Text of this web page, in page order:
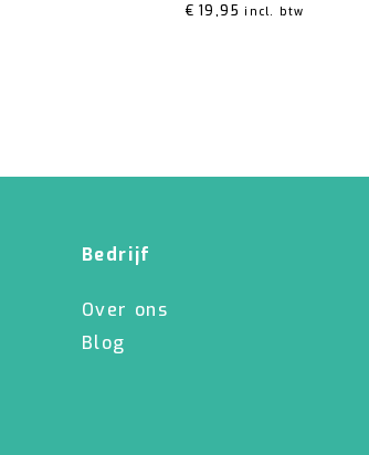
€ 19,95 incl. btw
Bedrijf
Over ons
Blog